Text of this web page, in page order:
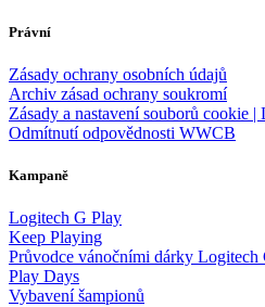
Právní
Zásady ochrany osobních údajů
Archiv zásad ochrany soukromí
Zásady a nastavení souborů cookie |
Odmítnutí odpovědnosti WWCB
Kampaně
Logitech G Play
Keep Playing
Průvodce vánočními dárky Logitech
Play Days
Vybavení šampionů